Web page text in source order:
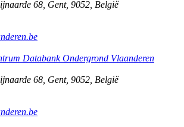
68 Gent, 9052 België
Databank Ondergrond Vlaanderen
68 Gent, 9052 België